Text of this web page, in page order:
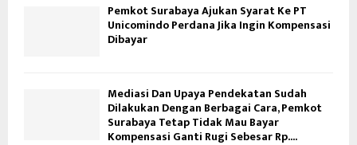
Pemkot Surabaya Ajukan Syarat Ke PT
Unicomindo Perdana Jika Ingin Kompensasi
Dibayar
Mediasi Dan Upaya Pendekatan Sudah
Dilakukan Dengan Berbagai Cara, Pemkot
Surabaya Tetap Tidak Mau Bayar
Kompensasi Ganti Rugi Sebesar Rp....